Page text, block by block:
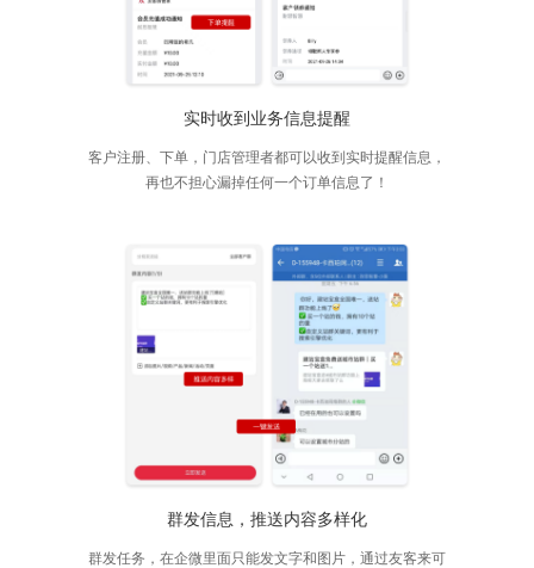
实时收到业务信息提醒
客户注册、下单，门店管理者都可以收到实时提醒信息，
再也不担心漏掉任何一个订单信息了！
群发信息，推送内容多样化
群发任务，在企微里面只能发文字和图片，通过友客来可